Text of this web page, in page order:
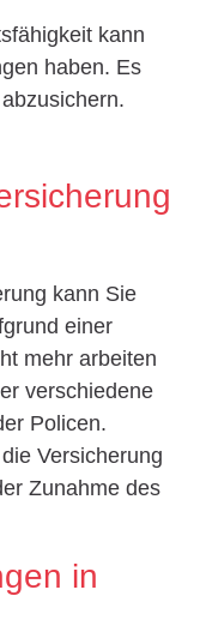
kann
haben. Es
kann Sie
einer
mehr arbeiten
verschiedene
Policen.
Versicherung
Zunahme des
in